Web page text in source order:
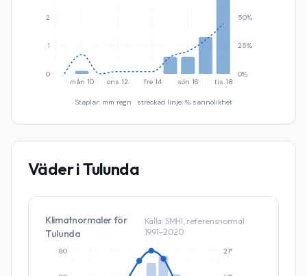
mån 10 ons 12 fre 14 sön 16 tis 18
0
1
2
0%
25%
50%
Staplar: mm regn · streckad linje: % sannolikhet
Väder iTulunda
Klimatnormaler för
Tulunda
Källa: SMHI, referensnormal
1991–2020
80 21°